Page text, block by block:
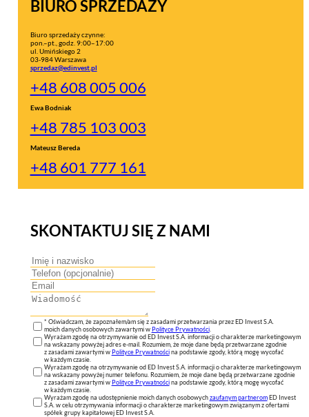
BIURO SPRZEDAŻY
Biuro sprzedaży czynne:
pon.–pt., godz. 9:00–17:00
ul. Umińskiego 2
03-984 Warszawa
sprzedaz@edinvest.pl
+48 608 005 006
Ewa Bodniak
+48 785 103 003
Mateusz Bereda
+48 601 777 161
SKONTAKTUJ SIĘ Z NAMI
* Oświadczam, że zapoznałem/am się z zasadami przetwarzania przez ED Invest S.A.
moich danych osobowych zawartymi wPolityce Prywatności.
Wyrażam zgodę na otrzymywanie od ED Invest S.A. informacji o charakterze marketingowym
na wskazany powyżej adres e-mail. Rozumiem, że moje dane będą przetwarzane zgodnie
z zasadami zawartymi wPolityce Prywatnościna podstawie zgody, którą mogę wycofać
w każdym czasie.
Wyrażam zgodę na otrzymywanie od ED Invest S.A. informacji o charakterze marketingowym
na wskazany powyżej numer telefonu. Rozumiem, że moje dane będą przetwarzane zgodnie
z zasadami zawartymi wPolityce Prywatnościna podstawie zgody, którą mogę wycofać
w każdym czasie.
Wyrażam zgodę na udostępnienie moich danych osobowychzaufanym partneromED Invest
S.A. w celu otrzymywania informacji o charakterze marketingowym związanym z ofertami
spółek grupy kapitałowej ED Invest S.A.